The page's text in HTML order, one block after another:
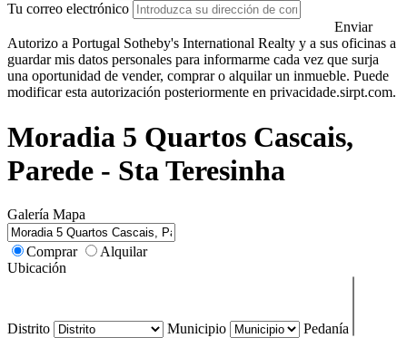
Tu correo electrónico
Enviar
Autorizo a Portugal Sotheby's International Realty y a sus oficinas a
guardar mis datos personales para informarme cada vez que surja
una oportunidad de vender, comprar o alquilar un inmueble. Puede
modificar esta autorización posteriormente en privacidade.sirpt.com.
Moradia 5 Quartos Cascais,
Parede - Sta Teresinha
Galería Mapa
Comprar
Alquilar
Ubicación
Distrito Municipio Pedanía